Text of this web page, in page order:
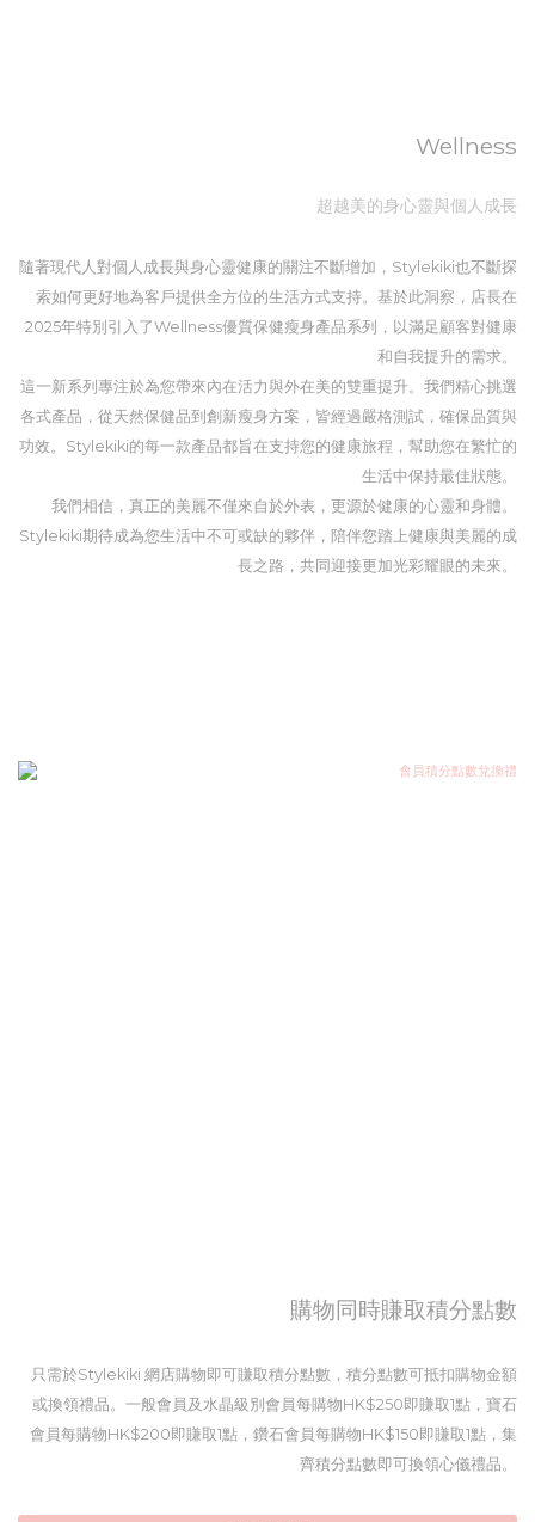
Wellness
超越美的身心靈與個人成長
隨著現代人對個人成長與身心靈健康的關注不斷增加，Stylekiki也不斷探
索如何更好地為客戶提供全方位的生活方式支持。基於此洞察，店長在
2025年特別引入了Wellness優質保健瘦身產品系列，以滿足顧客對健康
和自我提升的需求。
這一新系列專注於為您帶來內在活力與外在美的雙重提升。我們精心挑選
各式產品，從天然保健品到創新瘦身方案，皆經過嚴格測試，確保品質與
功效。Stylekiki的每一款產品都旨在支持您的健康旅程，幫助您在繁忙的
生活中保持最佳狀態。
我們相信，真正的美麗不僅來自於外表，更源於健康的心靈和身體。
Stylekiki期待成為您生活中不可或缺的夥伴，陪伴您踏上健康與美麗的成
長之路，共同迎接更加光彩耀眼的未來。
購物同時賺取積分點數
只需於Stylekiki 網店購物即可賺取積分點數，積分點數可抵扣購物金額
或換領禮品。一般會員及水晶級別會員每購物HK$250即賺取1點，寶石
會員每購物HK$200即賺取1點，鑽石會員每購物HK$150即賺取1點，集
齊積分點數即可換領心儀禮品。